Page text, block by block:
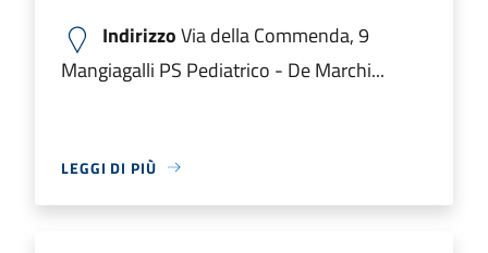
IndirizzoVia della Commenda, 9
Mangiagalli PS Pediatrico - De Marchi...
LEGGI DI PIÙ